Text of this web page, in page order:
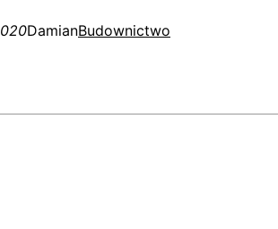
DamianBudownictwo